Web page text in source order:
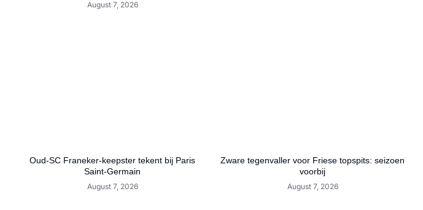
August 7, 2026
Oud-SC Franeker-keepster tekent bij Paris
Saint-Germain
August 7, 2026
Zware tegenvaller voor Friese topspits: seizoen
voorbij
August 7, 2026